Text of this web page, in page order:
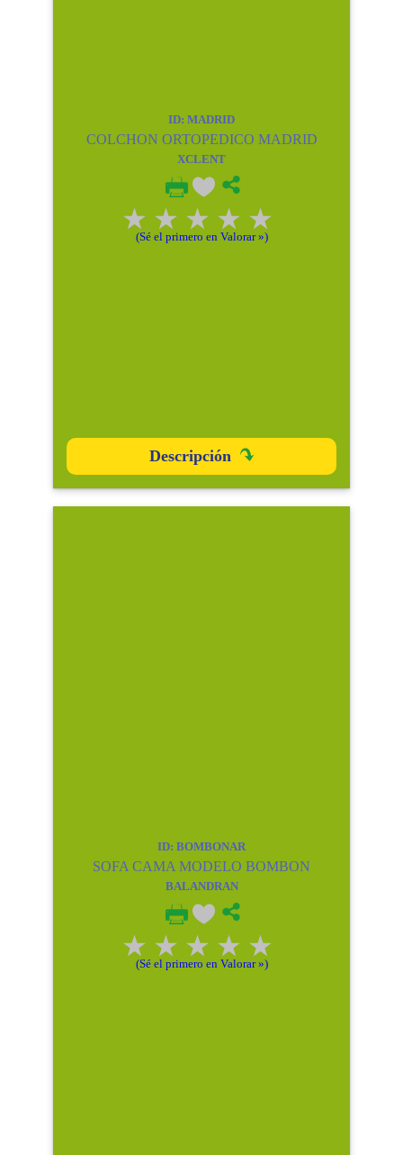
ID: MADRID
COLCHON ORTOPEDICO MADRID
XCLENT
(Sé el primero en Valorar »)
Descripción
ID: BOMBONAR
SOFA CAMA MODELO BOMBON
BALANDRAN
(Sé el primero en Valorar »)